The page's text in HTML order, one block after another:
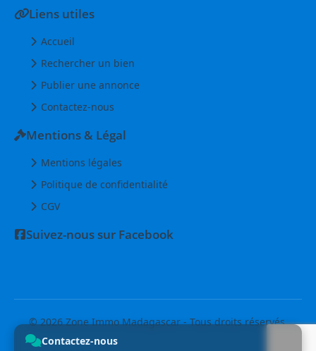
Liens utiles
Accueil
Rechercher un bien
Publier une annonce
Contactez-nous
Mentions & Légal
Mentions légales
Politique de confidentialité
CGV
Suivez-nous sur Facebook
© 2026 Zone Immo Madagascar - Tous droits réservés.
Contactez-nous